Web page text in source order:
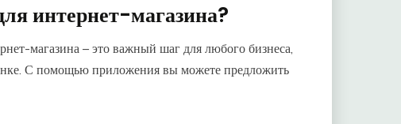
интернет-магазина?
магазина – это важный шаг для любого бизнеса,
С помощью приложения вы можете предложить